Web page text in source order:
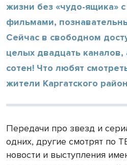
жизни без «чудо-ящика»
фильмами,
Сейчас в свободном
целых двадцать каналов,
сотен! Что любят
жители Каргатского
Передачи про звезд и
одних, другие смотрят по
новости и выступления